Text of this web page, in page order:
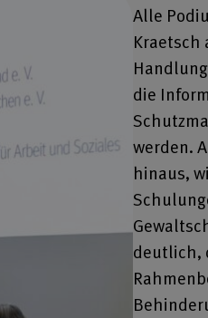
Alle
die
werden.
hinaus,
deutlich,